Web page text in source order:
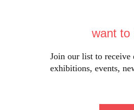
want to
Join our list to receive
exhibitions, events,